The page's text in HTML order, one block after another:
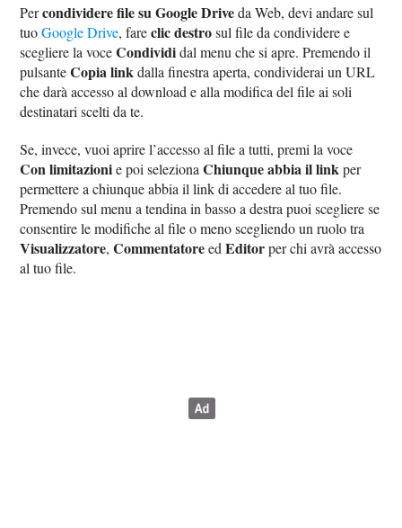
Percondividere file su Google Driveda Web, devi andare sul
tuoGoogle Drive, fareclic destrosul file da condividere e
scegliere la voceCondivididal menu che si apre. Premendo il
pulsanteCopia linkdalla finestra aperta, condividerai un URL
che darà accesso al download e alla modifica del file ai soli
destinatari scelti da te.
Se, invece, vuoi aprire l’accesso al file a tutti, premi la voce
Con limitazionie poi selezionaChiunque abbia il linkper
permettere a chiunque abbia il link di accedere al tuo file.
Premendo sul menu a tendina in basso a destra puoi scegliere se
consentire le modifiche al file o meno scegliendo un ruolo tra
Visualizzatore,CommentatoreedEditorper chi avrà accesso
al tuo file.